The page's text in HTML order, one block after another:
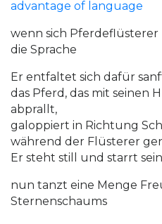
wenn sich
die Sprache
Er entfaltet sich dafür
das Pferd, das mit seinen
abprallt,
galoppiert in Richtung
während der Flüsterer
Er steht still und starrt
nun tanzt eine Menge
Sternenschaums